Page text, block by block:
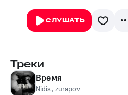
СЛУШАТЬ
Треки
Время
Nidis, zurapov